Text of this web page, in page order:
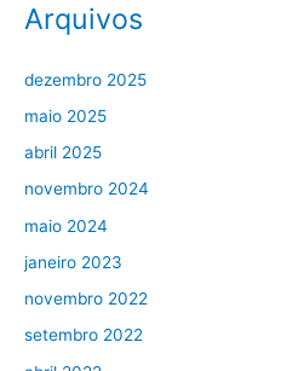
Arquivos
dezembro 2025
maio 2025
abril 2025
novembro 2024
maio 2024
janeiro 2023
novembro 2022
setembro 2022